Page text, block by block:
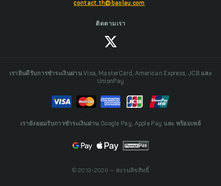
contact.th@baolau.com
ติดตามเรา
เรายินดีรับการชำระเงินผ่าน Visa, MasterCard, American Express, JCB และ
UnionPay
เรายังยอมรับการชำระเงินผ่าน Google Pay, Apple Pay และ พร้อมเพย์
© 2013-2026 — สงวนลิขสิทธิ์